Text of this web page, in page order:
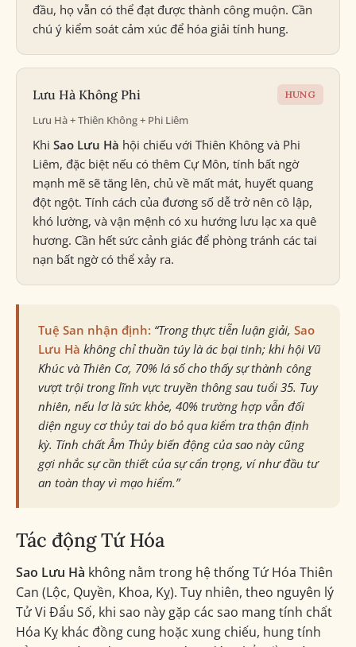
đầu, họ vẫn có thể đạt được thành công muộn. Cần
chú ý kiểm soát cảm xúc để hóa giải tính hung.
Lưu Hà Không Phi HUNG
Lưu Hà + Thiên Không + Phi Liêm
Khi Sao Lưu Hà hội chiếu với Thiên Không và Phi
Liêm, đặc biệt nếu có thêm Cự Môn, tính bất ngờ
mạnh mẽ sẽ tăng lên, chủ về mất mát, huyết quang
đột ngột. Tính cách của đương số dễ trở nên cô lập,
khó lường, và vận mệnh có xu hướng lưu lạc xa quê
hương. Cần hết sức cảnh giác để phòng tránh các tai
nạn bất ngờ có thể xảy ra.
Tuệ San nhận định: “Trong thực tiễn luận giải, Sao
Lưu Hà không chỉ thuần túy là ác bại tinh; khi hội Vũ
Khúc và Thiên Cơ, 70% lá số cho thấy sự thành công
vượt trội trong lĩnh vực truyền thông sau tuổi 35. Tuy
nhiên, nếu lơ là sức khỏe, 40% trường hợp vẫn đối
diện nguy cơ thủy tai do bỏ qua kiểm tra thận định
kỳ. Tính chất Âm Thủy biến động của sao này cũng
gợi nhắc sự cần thiết của sự cẩn trọng, ví như đầu tư
an toàn thay vì mạo hiểm.”
Tác động Tứ Hóa
Sao Lưu Hà không nằm trong hệ thống Tứ Hóa Thiên
Can (Lộc, Quyền, Khoa, Kỵ). Tuy nhiên, theo nguyên lý
Tử Vi Đẩu Số, khi sao này gặp các sao mang tính chất
Hóa Kỵ khác đồng cung hoặc xung chiếu, hung tính